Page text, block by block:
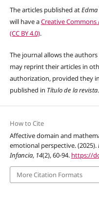
The articles published at
will have aCreative
(CC BY 4.0).
The journal allows the
may reprint their articles in
authorization, provided they
published in Título de la revista.
How to Cite
Affective domain and
emotional perspective. (2025).
Infancia, 14(2), 60-94. https://
More Citation Formats